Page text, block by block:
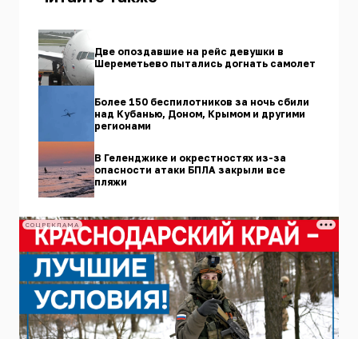
Две опоздавшие на рейс девушки в
Шереметьево пытались догнать самолет
Более 150 беспилотников за ночь сбили
над Кубанью, Доном, Крымом и другими
регионами
В Геленджике и окрестностях из-за
опасности атаки БПЛА закрыли все
пляжи
СОЦРЕКЛАМА